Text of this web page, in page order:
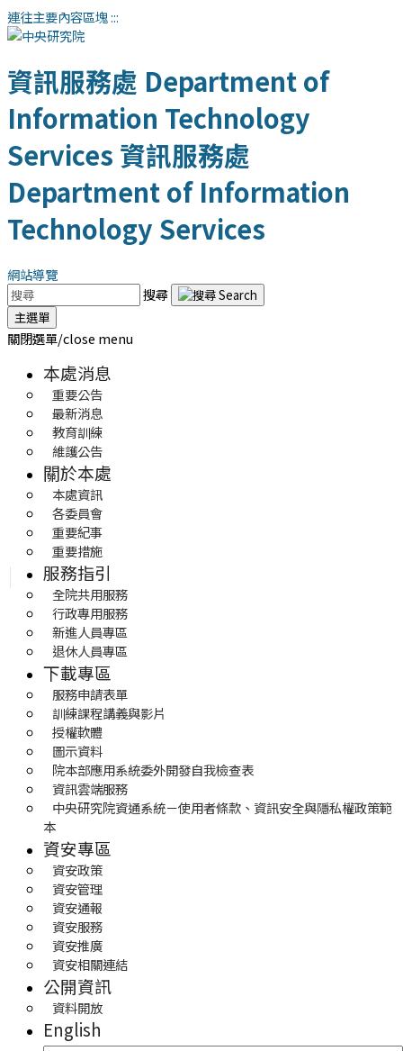
連往主要內容區塊:::
資訊服務處 Department of
Information Technology
Services 資訊服務處
Department of Information
Technology Services
網站導覽
搜尋
主選單
關閉選單/close menu
本處消息
重要公告
最新消息
教育訓練
維護公告
關於本處
本處資訊
各委員會
重要紀事
重要措施
服務指引
全院共用服務
行政專用服務
新進人員專區
退休人員專區
下載專區
服務申請表單
訓練課程講義與影片
授權軟體
圖示資料
院本部應用系統委外開發自我檢查表
資訊雲端服務
中央研究院資通系統－使用者條款、資訊安全與隱私權政策範
本
資安專區
資安政策
資安管理
資安通報
資安服務
資安推廣
資安相關連結
公開資訊
資料開放
English